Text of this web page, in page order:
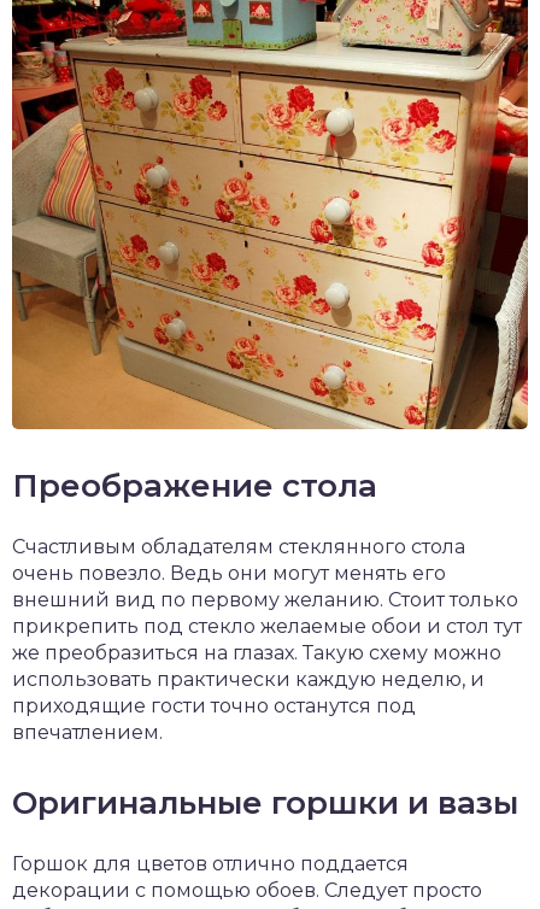
Преображение стола
Счастливым обладателям стеклянного стола
очень повезло. Ведь они могут менять его
внешний вид по первому желанию. Стоит только
прикрепить под стекло желаемые обои и стол тут
же преобразиться на глазах. Такую схему можно
использовать практически каждую неделю, и
приходящие гости точно останутся под
впечатлением.
Оригинальные горшки и вазы
Горшок для цветов отлично поддается
декорации с помощью обоев. Следует просто